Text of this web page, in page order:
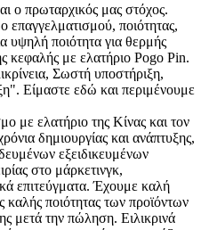
ο πρωταρχικός μας στόχος.
επαγγελματισμού, ποιότητας,
υψηλή ποιότητα για θερμής
κεφαλής με ελατήριο Pogo Pin.
Σωστή υποστήριξη,
Είμαστε εδώ και περιμένουμε
με ελατήριο της Κίνας και τον
δημιουργίας και ανάπτυξης,
εξειδικευμένων
στο μάρκετινγκ,
επιτεύγματα. Έχουμε καλή
ποιότητας των προϊόντων
μετά την πώληση. Ειλικρινά